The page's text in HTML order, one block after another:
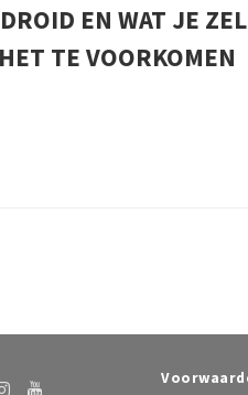
EN WAT JE
TE VOORKOMEN